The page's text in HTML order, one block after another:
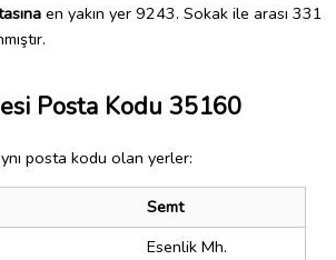
en yakın yer 9243. Sokak ile arası 331
Posta Kodu 35160
posta kodu olan yerler:
Semt
Esenlik Mh.